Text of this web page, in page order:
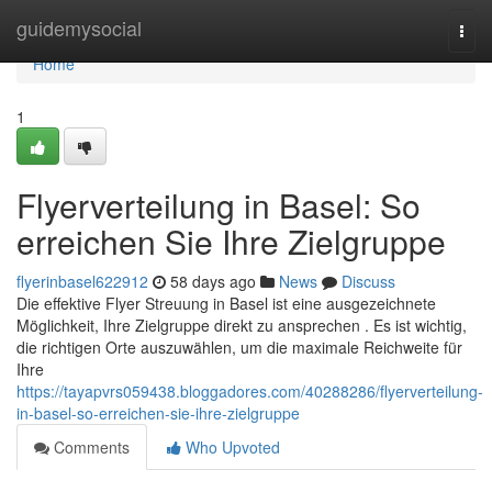
guidemysocial
Home
Home
1
Flyerverteilung in Basel: So
erreichen Sie Ihre Zielgruppe
flyerinbasel622912 58 days ago News
Discuss
Die effektive Flyer Streuung in Basel ist eine ausgezeichnete
Möglichkeit, Ihre Zielgruppe direkt zu ansprechen . Es ist wichtig,
die richtigen Orte auszuwählen, um die maximale Reichweite für
Ihre
https://tayapvrs059438.bloggadores.com/40288286/flyerverteilung-
in-basel-so-erreichen-sie-ihre-zielgruppe
Comments
Who Upvoted